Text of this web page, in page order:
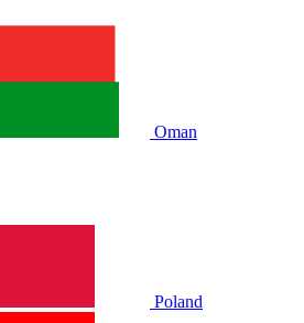
Oman
Poland